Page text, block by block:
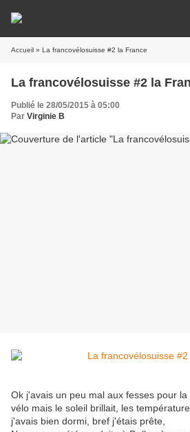
Accueil » La francovélosuisse #2 la France
La francovélosuisse #2 la
Publié le 28/05/2015 à 05:00
Par Virginie B
Ok j'avais un peu mal aux fesses pour
vélo mais le soleil brillait, les
j'avais bien dormi, bref j'étais prête,